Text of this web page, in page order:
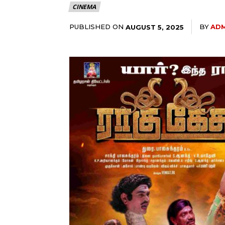
CINEMA
PUBLISHED ON AUGUST 5, 2025 BY